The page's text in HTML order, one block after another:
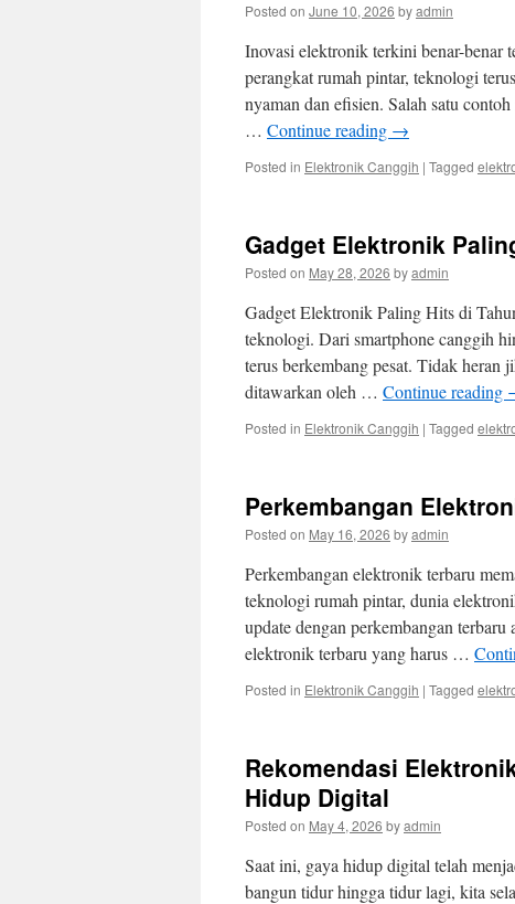
Posted on June 10, 2026 byadmin
Inovasi elektronik terkini benar-benar
perangkat rumah pintar, teknologi
nyaman dan efisien. Salah satu
… Continue reading →
Posted in Elektronik Canggih | Tagged
Gadget Elektronik
Posted on May 28, 2026 byadmin
Gadget Elektronik Paling Hits di
teknologi. Dari smartphone canggih
terus berkembang pesat. Tidak heran
ditawarkan oleh … Continue reading
Posted in Elektronik Canggih | Tagged
Perkembangan
Posted on May 16, 2026 byadmin
Perkembangan elektronik terbaru
teknologi rumah pintar, dunia
update dengan perkembangan
elektronik terbaru yang harus …
Posted in Elektronik Canggih | Tagged
Rekomendasi
Hidup Digital
Posted on May 4, 2026 byadmin
Saat ini, gaya hidup digital telah
bangun tidur hingga tidur lagi, kita